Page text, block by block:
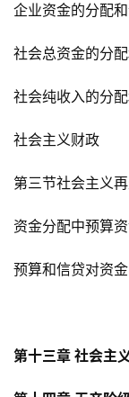
企业资金的分配
社会总资金的分
社会纯收入的分
社会主义财政
第三节社会主义
资金分配中预算
预算和信贷对资
第十三章 社会主